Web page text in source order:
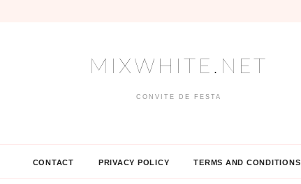
MIXWHITE.NET
CONVITE DE FESTA
CONTACT PRIVACY POLICY TERMS AND CONDITIONS